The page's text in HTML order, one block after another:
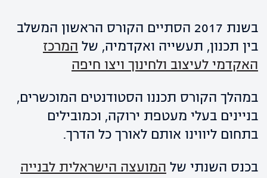
בשנת 2017 הסתיים הקורס הראשון המשלב
בין תכנון, תעשייה ואקדמיה, של המרכז
האקדמי לעיצוב ולחינוך ויצו חיפה
במהלך הקורס תכננו הסטודנטים המוכשרים,
בניינים בעלי מעטפת ירוקה, וכמובילים
בתחום ליווינו אותם לאורך כל הדרך.
בכנס השנתי של המועצה הישראלית לבנייה